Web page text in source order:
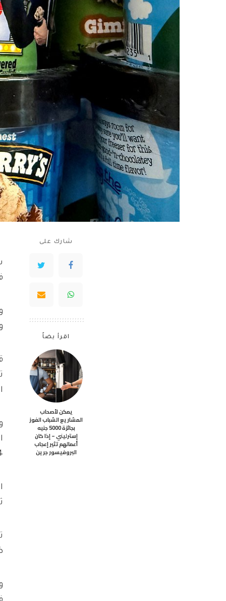
شارك على
اقرأ يضاً
يمكن لأصحاب
المشاريع الشباب الفوز
بجائزة 5000 جنيه
إسترليني – إذا كان
أعمالهم تثير إعجاب
البروفيسور جرين